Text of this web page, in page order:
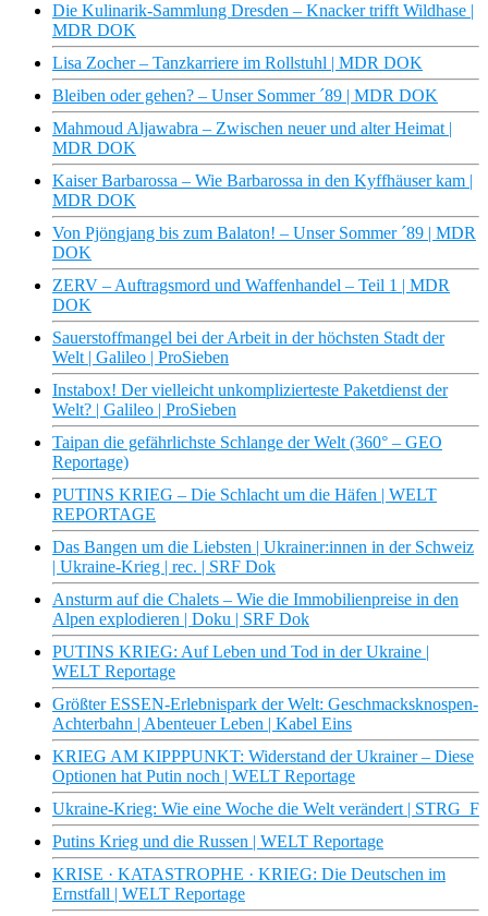
Die Kulinarik-Sammlung Dresden – Knacker trifft Wildhase |
MDR DOK
Lisa Zocher – Tanzkarriere im Rollstuhl | MDR DOK
Bleiben oder gehen? – Unser Sommer ´89 | MDR DOK
Mahmoud Aljawabra – Zwischen neuer und alter Heimat |
MDR DOK
Kaiser Barbarossa – Wie Barbarossa in den Kyffhäuser kam |
MDR DOK
Von Pjöngjang bis zum Balaton! – Unser Sommer ´89 | MDR
DOK
ZERV – Auftragsmord und Waffenhandel – Teil 1 | MDR
DOK
Sauerstoffmangel bei der Arbeit in der höchsten Stadt der
Welt | Galileo | ProSieben
Instabox! Der vielleicht unkomplizierteste Paketdienst der
Welt? | Galileo | ProSieben
Taipan die gefährlichste Schlange der Welt (360° – GEO
Reportage)
PUTINS KRIEG – Die Schlacht um die Häfen | WELT
REPORTAGE
Das Bangen um die Liebsten | Ukrainer:innen in der Schweiz
| Ukraine-Krieg | rec. | SRF Dok
Ansturm auf die Chalets – Wie die Immobilienpreise in den
Alpen explodieren | Doku | SRF Dok
PUTINS KRIEG: Auf Leben und Tod in der Ukraine |
WELT Reportage
Größter ESSEN-Erlebnispark der Welt: Geschmacksknospen-
Achterbahn | Abenteuer Leben | Kabel Eins
KRIEG AM KIPPPUNKT: Widerstand der Ukrainer – Diese
Optionen hat Putin noch | WELT Reportage
Ukraine-Krieg: Wie eine Woche die Welt verändert | STRG_F
Putins Krieg und die Russen | WELT Reportage
KRISE · KATASTROPHE · KRIEG: Die Deutschen im
Ernstfall | WELT Reportage